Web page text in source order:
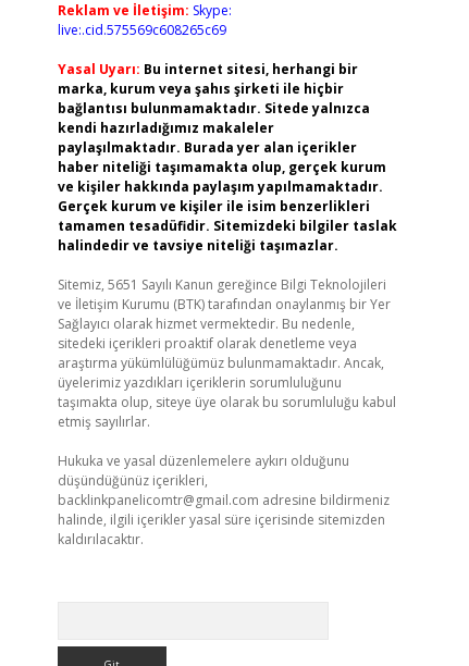
Reklam ve İletişim: Skype:
live:.cid.575569c608265c69
Yasal Uyarı: Bu internet sitesi, herhangi bir
marka, kurum veya şahıs şirketi ile hiçbir
bağlantısı bulunmamaktadır. Sitede yalnızca
kendi hazırladığımız makaleler
paylaşılmaktadır. Burada yer alan içerikler
haber niteliği taşımamakta olup, gerçek kurum
ve kişiler hakkında paylaşım yapılmamaktadır.
Gerçek kurum ve kişiler ile isim benzerlikleri
tamamen tesadüfidir. Sitemizdeki bilgiler taslak
halindedir ve tavsiye niteliği taşımazlar.
Sitemiz, 5651 Sayılı Kanun gereğince Bilgi Teknolojileri
ve İletişim Kurumu (BTK) tarafından onaylanmış bir Yer
Sağlayıcı olarak hizmet vermektedir. Bu nedenle,
sitedeki içerikleri proaktif olarak denetleme veya
araştırma yükümlülüğümüz bulunmamaktadır. Ancak,
üyelerimiz yazdıkları içeriklerin sorumluluğunu
taşımakta olup, siteye üye olarak bu sorumluluğu kabul
etmiş sayılırlar.
Hukuka ve yasal düzenlemelere aykırı olduğunu
düşündüğünüz içerikleri,
backlinkpanelicomtr@gmail.com adresine bildirmeniz
halinde, ilgili içerikler yasal süre içerisinde sitemizden
kaldırılacaktır.